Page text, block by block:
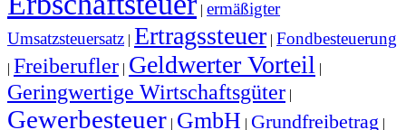
| ermäßigter
Umsatzsteuersatz | Ertragssteuer | Fondbesteuerung
| Freiberufler | Geldwerter Vorteil |
Geringwertige Wirtschaftsgüter |
Gewerbesteuer | GmbH | Grundfreibetrag |